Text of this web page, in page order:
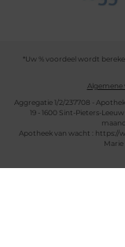
*Uw % voordeel wordt
Aggregatie 1/2/237708 -
19 - 1600 Sint-Pieters-
Apotheek van wacht :
https://
Marie